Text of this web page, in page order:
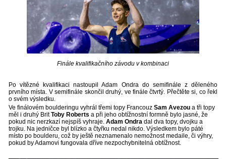
Finále kvalifikačního závodu v kombinaci
Po vítězné kvalifikaci nastoupil Adam Ondra do semifinále z děleného
prvního místa. V semifinále skončil druhý, ve finále čtvrtý. Přečtěte si, co řekl
o svém výsledku.
Ve finálovém boulderingu vyhrál třemi topy Francouz Sam Avezou a tři topy
měl i druhý BritToby Roberts a při jeho obtížnostní formně bylo jasné, že
pokud nic nerzkazí nejspíš vyhraje. Adam Ondra dal dva topy, dvojku a
trojku. Na jedničce byl blízko a čtyřku nedal nikdo. Výsledkem bylo páté
místo po boulderu, což by ještě neznamenalo nemožnost medaile, či výhry,
pokud by Adamovi fungovala dříve nezpochybnitelná obtížnost.